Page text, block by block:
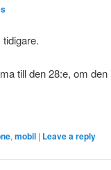
till den 28:e, om
, mobil | Leave a reply